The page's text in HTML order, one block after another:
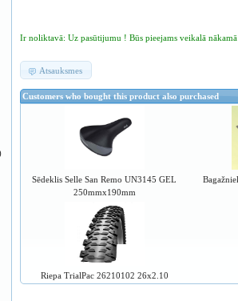
Ir noliktavā: Uz pasūtijumu ! Būs pieejams veikalā
Atsauksmes
Customers who bought this product also purchased
Sēdeklis Selle San Remo UN3145 GEL
250mmx190mm
Riepa TrialPac 26210102 26x2.10